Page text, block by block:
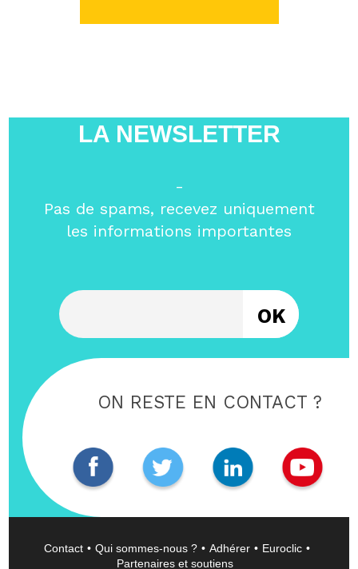
LA NEWSLETTER
-
Pas de spams, recevez uniquement
les informations importantes
ON RESTE EN CONTACT ?
Contact Qui sommes-nous ? Adhérer
Euroclic
Partenaires et soutiens